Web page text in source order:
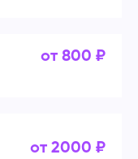
от 800 ₽
от 2000 ₽